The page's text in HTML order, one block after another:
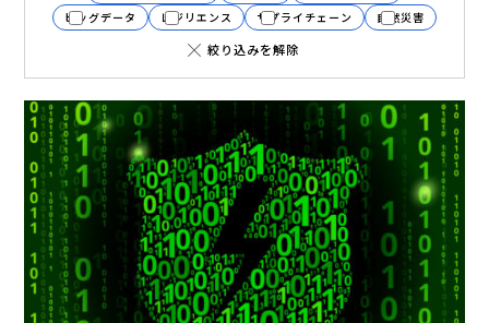
Spectee SCR
導入事例
レポート
セミナー・イベント
企業情報
ビッグデータ
レジリエンス サプライチェーン 自然災害
絞り込みを解除